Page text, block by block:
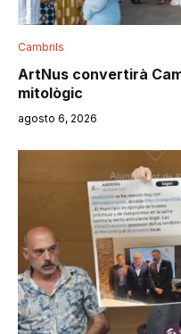
Cambrils
ArtNus convertirà
mitològic
agosto 6, 2026